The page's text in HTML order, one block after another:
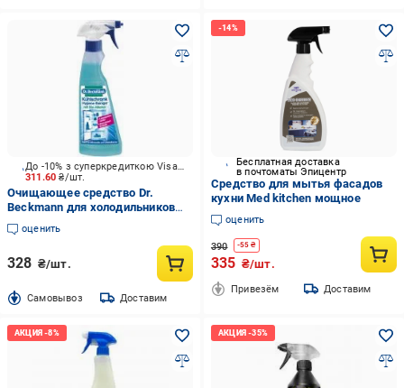
311.60₴/шт.
До -10% з суперкредиткою Visa Вигода
Очищающее средство Dr.
Beckmann для холодильников
0,25 л
оценить
328 ₴/шт.
Cамовывоз Доставим
Бесплатная доставка
в почтоматы Эпицентр
Средство для мытья фасадов
кухни Med kitchen мощное
оценить
390 -55 ₴
335 ₴/шт.
Привезём Доставим